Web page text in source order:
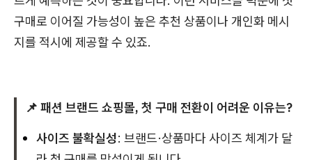
구매로 이어질 가능성이 높은 추천 상품이나 개인화 메시
지를 적시에 제공할 수 있죠.
📌 패션 브랜드 쇼핑몰, 첫 구매 전환이 어려운 이유는?
사이즈 불확실성: 브랜드·상품마다 사이즈 체계가 달